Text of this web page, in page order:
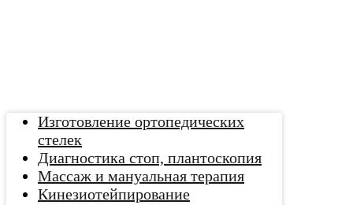
Изготовление ортопедических
стелек
Диагностика стоп, плантоскопия
Массаж и мануальная терапия
Кинезиотейпирование